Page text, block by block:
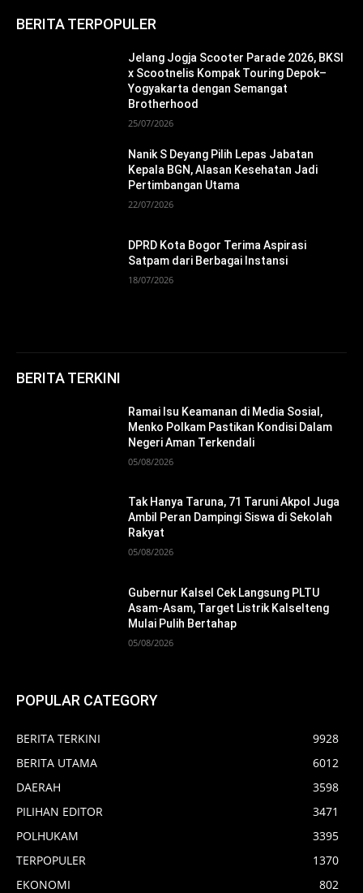
BERITA TERPOPULER
Jelang Jogja Scooter Parade 2026, BKSI
x Scootnelis Kompak Touring Depok–
Yogyakarta dengan Semangat
Brotherhood
25/07/2026
Nanik S Deyang Pilih Lepas Jabatan
Kepala BGN, Alasan Kesehatan Jadi
Pertimbangan Utama
22/07/2026
DPRD Kota Bogor Terima Aspirasi
Satpam dari Berbagai Instansi
18/07/2026
BERITA TERKINI
Ramai Isu Keamanan di Media Sosial,
Menko Polkam Pastikan Kondisi Dalam
Negeri Aman Terkendali
05/08/2026
Tak Hanya Taruna, 71 Taruni Akpol Juga
Ambil Peran Dampingi Siswa di Sekolah
Rakyat
05/08/2026
Gubernur Kalsel Cek Langsung PLTU
Asam-Asam, Target Listrik Kalselteng
Mulai Pulih Bertahap
05/08/2026
POPULAR CATEGORY
BERITA TERKINI
9928
BERITA UTAMA
6012
DAERAH
3598
PILIHAN EDITOR
3471
POLHUKAM
3395
TERPOPULER
1370
EKONOMI
802